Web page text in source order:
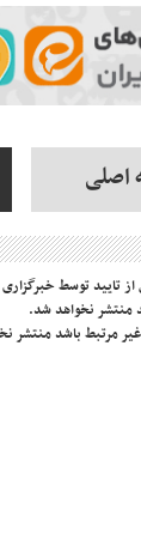
اصلی
تایید توسط
منتشر نخواهد شد.
غیر مرتبط باشد منتشر